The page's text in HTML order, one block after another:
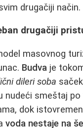
drugačiji način.
drugačiji
masovnog
Budva je
dileri soba
nudeći smeštaj
dok
voda nestaje na